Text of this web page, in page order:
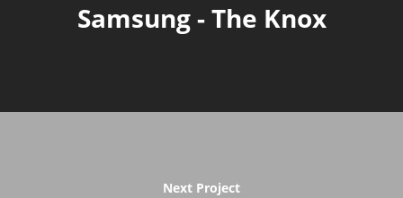
Samsung - The Knox
Next Project